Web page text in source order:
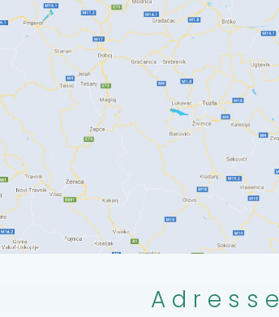
Adresse